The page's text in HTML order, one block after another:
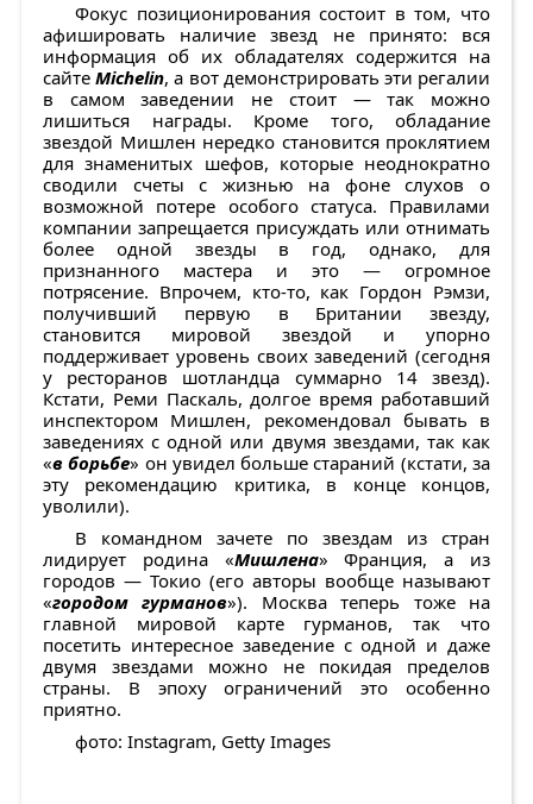
Фокус позиционирования состоит в том, что
афишировать наличие звезд не принято: вся
информация об их обладателях содержится на
сайтеMichelin, а вот демонстрировать эти регалии
в самом заведении не стоит — так можно
лишиться награды. Кроме того, обладание
звездой Мишлен нередко становится проклятием
для знаменитых шефов, которые неоднократно
сводили счеты с жизнью на фоне слухов о
возможной потере особого статуса. Правилами
компании запрещается присуждать или отнимать
более одной звезды в год, однако, для
признанного мастера и это — огромное
потрясение. Впрочем, кто-то, как Гордон Рэмзи,
получивший первую в Британии звезду,
становится мировой звездой и упорно
поддерживает уровень своих заведений (сегодня
у ресторанов шотландца суммарно 14 звезд).
Кстати, Реми Паскаль, долгое время работавший
инспектором Мишлен, рекомендовал бывать в
заведениях с одной или двумя звездами, так как
«в борьбе» он увидел больше стараний (кстати, за
эту рекомендацию критика, в конце концов,
уволили).
В командном зачете по звездам из стран
лидирует родина «Мишлена» Франция, а из
городов — Токио (его авторы вообще называют
«городом гурманов»). Москва теперь тоже на
главной мировой карте гурманов, так что
посетить интересное заведение с одной и даже
двумя звездами можно не покидая пределов
страны. В эпоху ограничений это особенно
приятно.
фото: Instagram, Getty Images